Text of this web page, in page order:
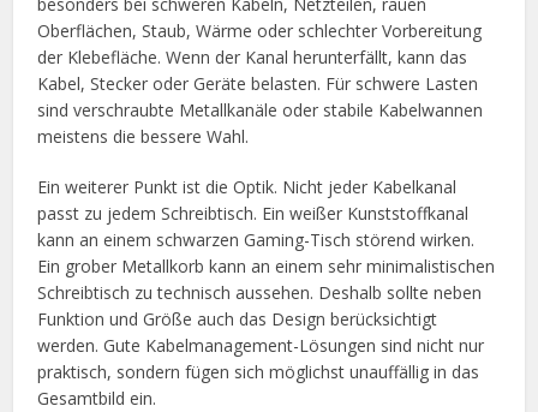
Oberflächen, Staub, Wärme oder schlechter Vorbereitung
der Klebefläche. Wenn der Kanal herunterfällt, kann das
Kabel, Stecker oder Geräte belasten. Für schwere Lasten
sind verschraubte Metallkanäle oder stabile Kabelwannen
meistens die bessere Wahl.
Ein weiterer Punkt ist die Optik. Nicht jeder Kabelkanal
passt zu jedem Schreibtisch. Ein weißer Kunststoffkanal
kann an einem schwarzen Gaming-Tisch störend wirken.
Ein grober Metallkorb kann an einem sehr minimalistischen
Schreibtisch zu technisch aussehen. Deshalb sollte neben
Funktion und Größe auch das Design berücksichtigt
werden. Gute Kabelmanagement-Lösungen sind nicht nur
praktisch, sondern fügen sich möglichst unauffällig in das
Gesamtbild ein.